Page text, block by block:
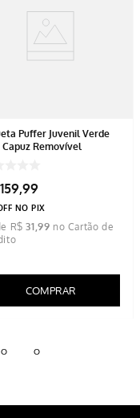
Puffer Juvenil Verde
Capuz Removível
159,99
NO PIX
R$ 31 ,99
COMPRAR